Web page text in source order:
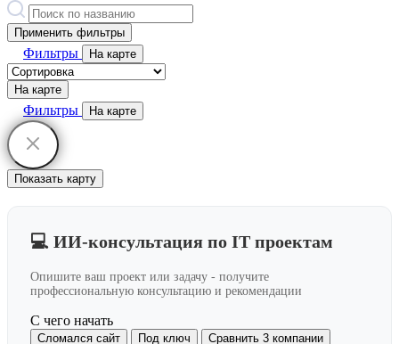
Применить фильтры
Фильтры На карте
На карте
Фильтры На карте
Показать карту
💻 ИИ-консультация по IT проектам
Опишите ваш проект или задачу - получите
профессиональную консультацию и рекомендации
С чего начать
Сломался сайт Под ключ Сравнить 3 компании